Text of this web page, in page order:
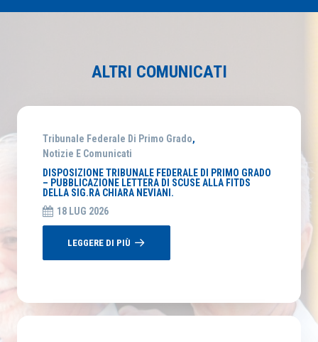
ALTRI COMUNICATI
Tribunale Federale Di Primo Grado,
Notizie E Comunicati
DISPOSIZIONE TRIBUNALE FEDERALE DI PRIMO GRADO
– PUBBLICAZIONE LETTERA DI SCUSE ALLA FITDS
DELLA SIG.RA CHIARA NEVIANI.
18 LUG 2026
LEGGERE DI PIÙ